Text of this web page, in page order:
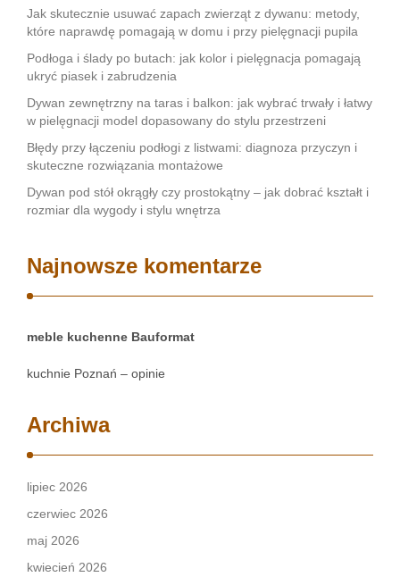
Jak skutecznie usuwać zapach zwierząt z dywanu: metody,
które naprawdę pomagają w domu i przy pielęgnacji pupila
Podłoga i ślady po butach: jak kolor i pielęgnacja pomagają
ukryć piasek i zabrudzenia
Dywan zewnętrzny na taras i balkon: jak wybrać trwały i łatwy
w pielęgnacji model dopasowany do stylu przestrzeni
Błędy przy łączeniu podłogi z listwami: diagnoza przyczyn i
skuteczne rozwiązania montażowe
Dywan pod stół okrągły czy prostokątny – jak dobrać kształt i
rozmiar dla wygody i stylu wnętrza
Najnowsze komentarze
meble kuchenne Bauformat
kuchnie Poznań – opinie
Archiwa
lipiec 2026
czerwiec 2026
maj 2026
kwiecień 2026